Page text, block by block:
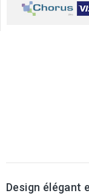
Design élégant